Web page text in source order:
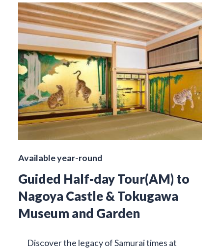
Available year-round
Guided Half-day Tour(AM) to
Nagoya Castle & Tokugawa
Museum and Garden
Discover the legacy of Samurai times at